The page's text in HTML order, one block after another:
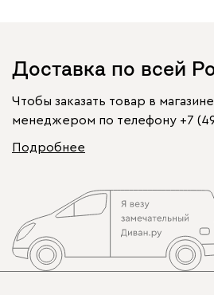
Доставка по всей
Чтобы заказать товар в
менеджером по телефону +7
Подробнее